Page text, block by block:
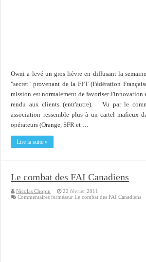
Owni a levé un gros lièvre en diffusant la
"secret" provenant de la FFT (Fédération
mission est normalement de favoriser l'innovation
rendu aux clients (entr'autre). Vu par le
association ressemble plus à un cartel mafieux
opérateurs (Orange, SFR et …
Lire la suite »
Le combat des FAI Canadiens
Nicolas Chopin
22 février 2011
Commentaires ferméssur Le combat des FAI Canadiens